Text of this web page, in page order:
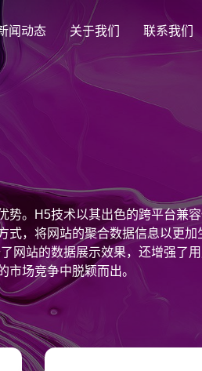
企业营销型网
网站建设定
定制化网站建设改
手机微信网站
企业品牌官网
创意品牌型网站建设
行业网站建设解决方
政府
象网站建设解决方案
网站建设解决方案 企业
多样化产品总有
闻动态
网站设计
Website Design
关于我们 联系我们
。H5技术以其出色的跨平台兼
，将网站的聚合数据信息以更加
站的数据展示效果，还增强了用
场竞争中脱颖而出。